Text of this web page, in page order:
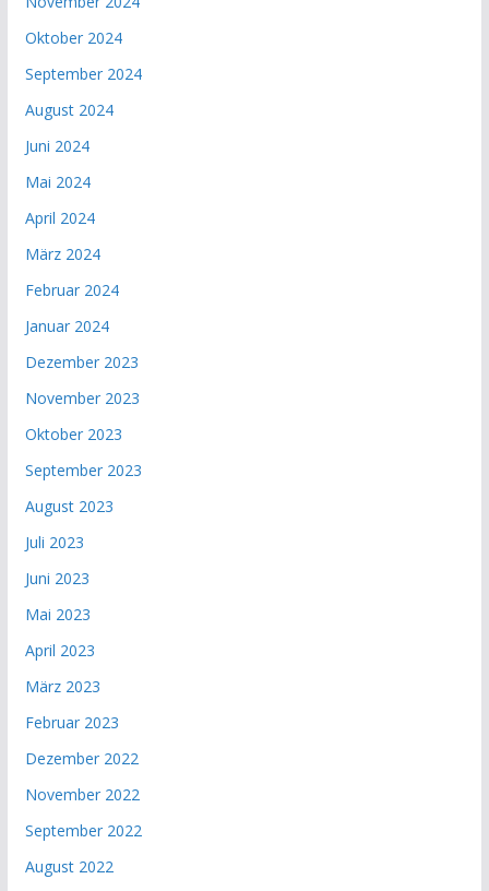
Oktober 2024
September 2024
August 2024
Juni 2024
Mai 2024
April 2024
März 2024
Februar 2024
Januar 2024
Dezember 2023
November 2023
Oktober 2023
September 2023
August 2023
Juli 2023
Juni 2023
Mai 2023
April 2023
März 2023
Februar 2023
Dezember 2022
November 2022
September 2022
August 2022